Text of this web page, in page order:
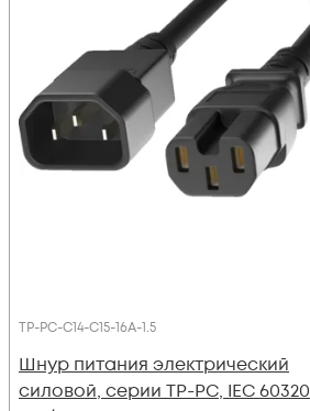
TP-PC-С14-C15-16A-1.5
Шнур питания электрический
силовой, серии TP-PC, IEC 60320